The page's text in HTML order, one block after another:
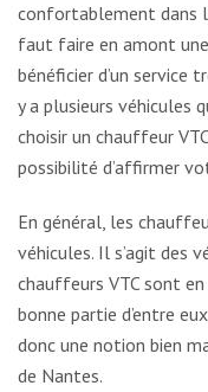
confortablement dans
faut faire en amont
bénéficier d’un service
y a plusieurs véhicules
choisir un chauffeur
possibilité d’affirmer
En général, les
véhicules. Il s’agit des
chauffeurs VTC sont
bonne partie d’entre
donc une notion bien
de Nantes.